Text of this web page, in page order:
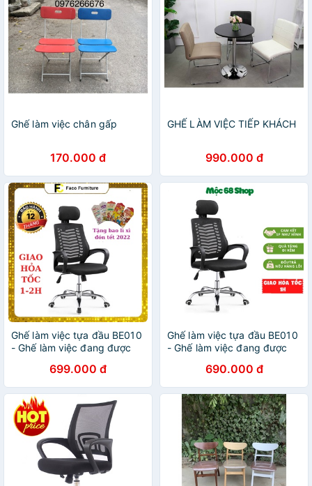
Ghế làm việc chân gấp
170.000 đ
GHẾ LÀM VIỆC TIẾP KHÁCH
990.000 đ
Ghế làm việc tựa đầu BE010
- Ghế làm việc đang được
699.000 đ
Ghế làm việc tựa đầu BE010
- Ghế làm việc đang được
690.000 đ